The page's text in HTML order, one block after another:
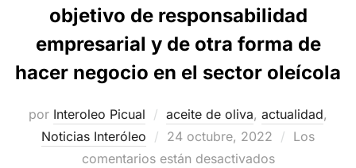
objetivo de responsabilidad
empresarial y de otra forma de
hacer negocio en el sector oleícola
por Interoleo Picual aceite de oliva, actualidad,
Noticias Interóleo
Publicado
el
24 octubre, 2022
Los
comentarios están desactivados